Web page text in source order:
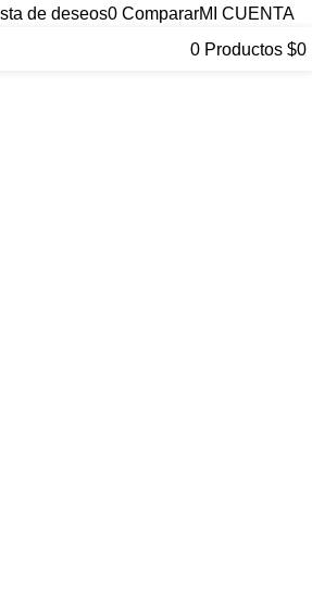
de deseos0 CompararMI CUENTA
0 Productos $0